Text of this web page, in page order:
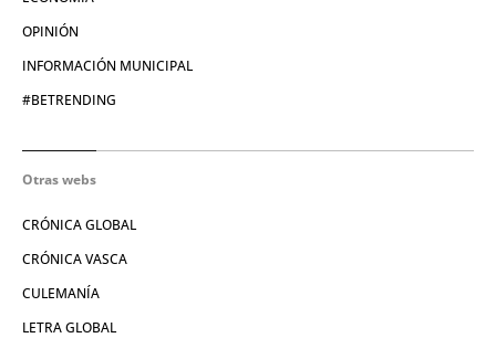
OPINIÓN
INFORMACIÓN MUNICIPAL
#BETRENDING
Otras webs
CRÓNICA GLOBAL
CRÓNICA VASCA
CULEMANÍA
LETRA GLOBAL